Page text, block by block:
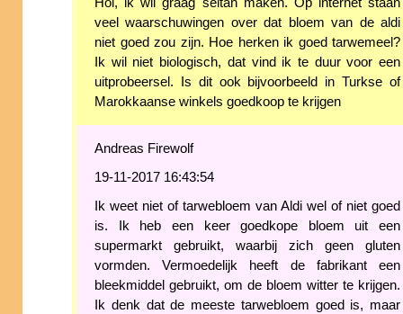
Hoi, ik wil graag seitan maken. Op internet staan
veel waarschuwingen over dat bloem van de aldi
niet goed zou zijn. Hoe herken ik goed tarwemeel?
Ik wil niet biologisch, dat vind ik te duur voor een
uitprobeersel. Is dit ook bijvoorbeeld in Turkse of
Marokkaanse winkels goedkoop te krijgen
Andreas Firewolf
19-11-2017 16:43:54
Ik weet niet of tarwebloem van Aldi wel of niet goed
is. Ik heb een keer goedkope bloem uit een
supermarkt gebruikt, waarbij zich geen gluten
vormden. Vermoedelijk heeft de fabrikant een
bleekmiddel gebruikt, om de bloem witter te krijgen.
Ik denk dat de meeste tarwebloem goed is, maar